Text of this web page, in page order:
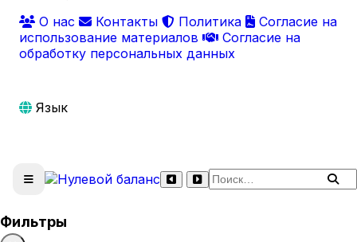
О нас
Контакты Политика
Согласие на
использование материалов
Согласие на
обработку персональных данных
Язык
Поиск по сайту
Фильтры